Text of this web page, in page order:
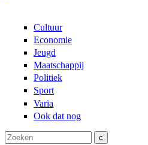
Cultuur
Economie
Jeugd
Maatschappij
Politiek
Sport
Varia
Ook dat nog
Zoeken